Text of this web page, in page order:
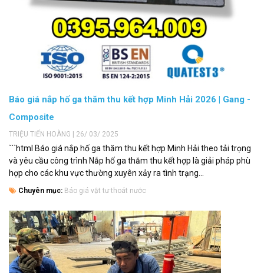
Báo giá nắp hố ga thăm thu kết hợp Minh Hải 2026 | Gang -
Composite
TRIỆU TIẾN HOÀNG | 26/ 03/ 2025
```html Báo giá nắp hố ga thăm thu kết hợp Minh Hải theo tải trọng
và yêu cầu công trình Nắp hố ga thăm thu kết hợp là giải pháp phù
hợp cho các khu vực thường xuyên xảy ra tình trạng...
Chuyên mục: Báo giá vật tư thoát nước